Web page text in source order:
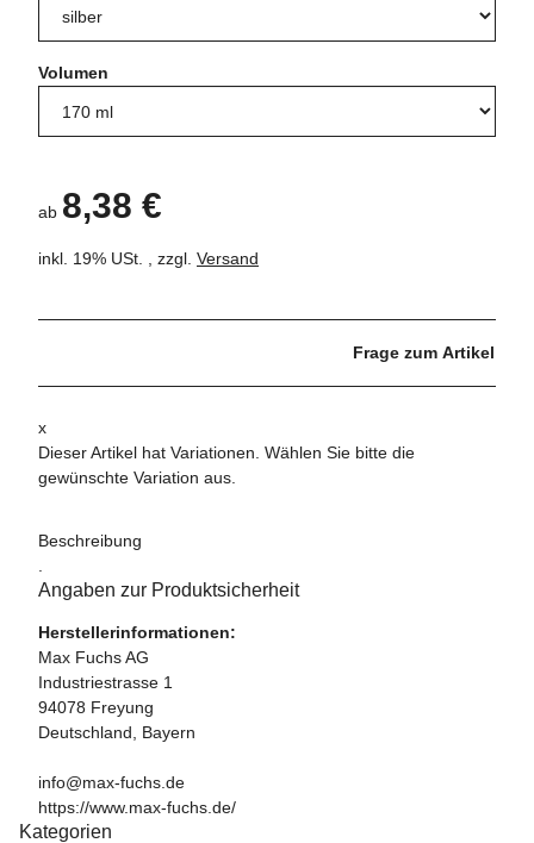
Volumen
ab 8,38 €
inkl. 19% USt. , zzgl. Versand
Frage zum Artikel
x
Dieser Artikel hat Variationen. Wählen Sie bitte die
gewünschte Variation aus.
Beschreibung
Angaben zur Produktsicherheit
Herstellerinformationen:
Max Fuchs AG
Industriestrasse 1
94078 Freyung
Deutschland, Bayern
info@max-fuchs.de
https://www.max-fuchs.de/
Kategorien